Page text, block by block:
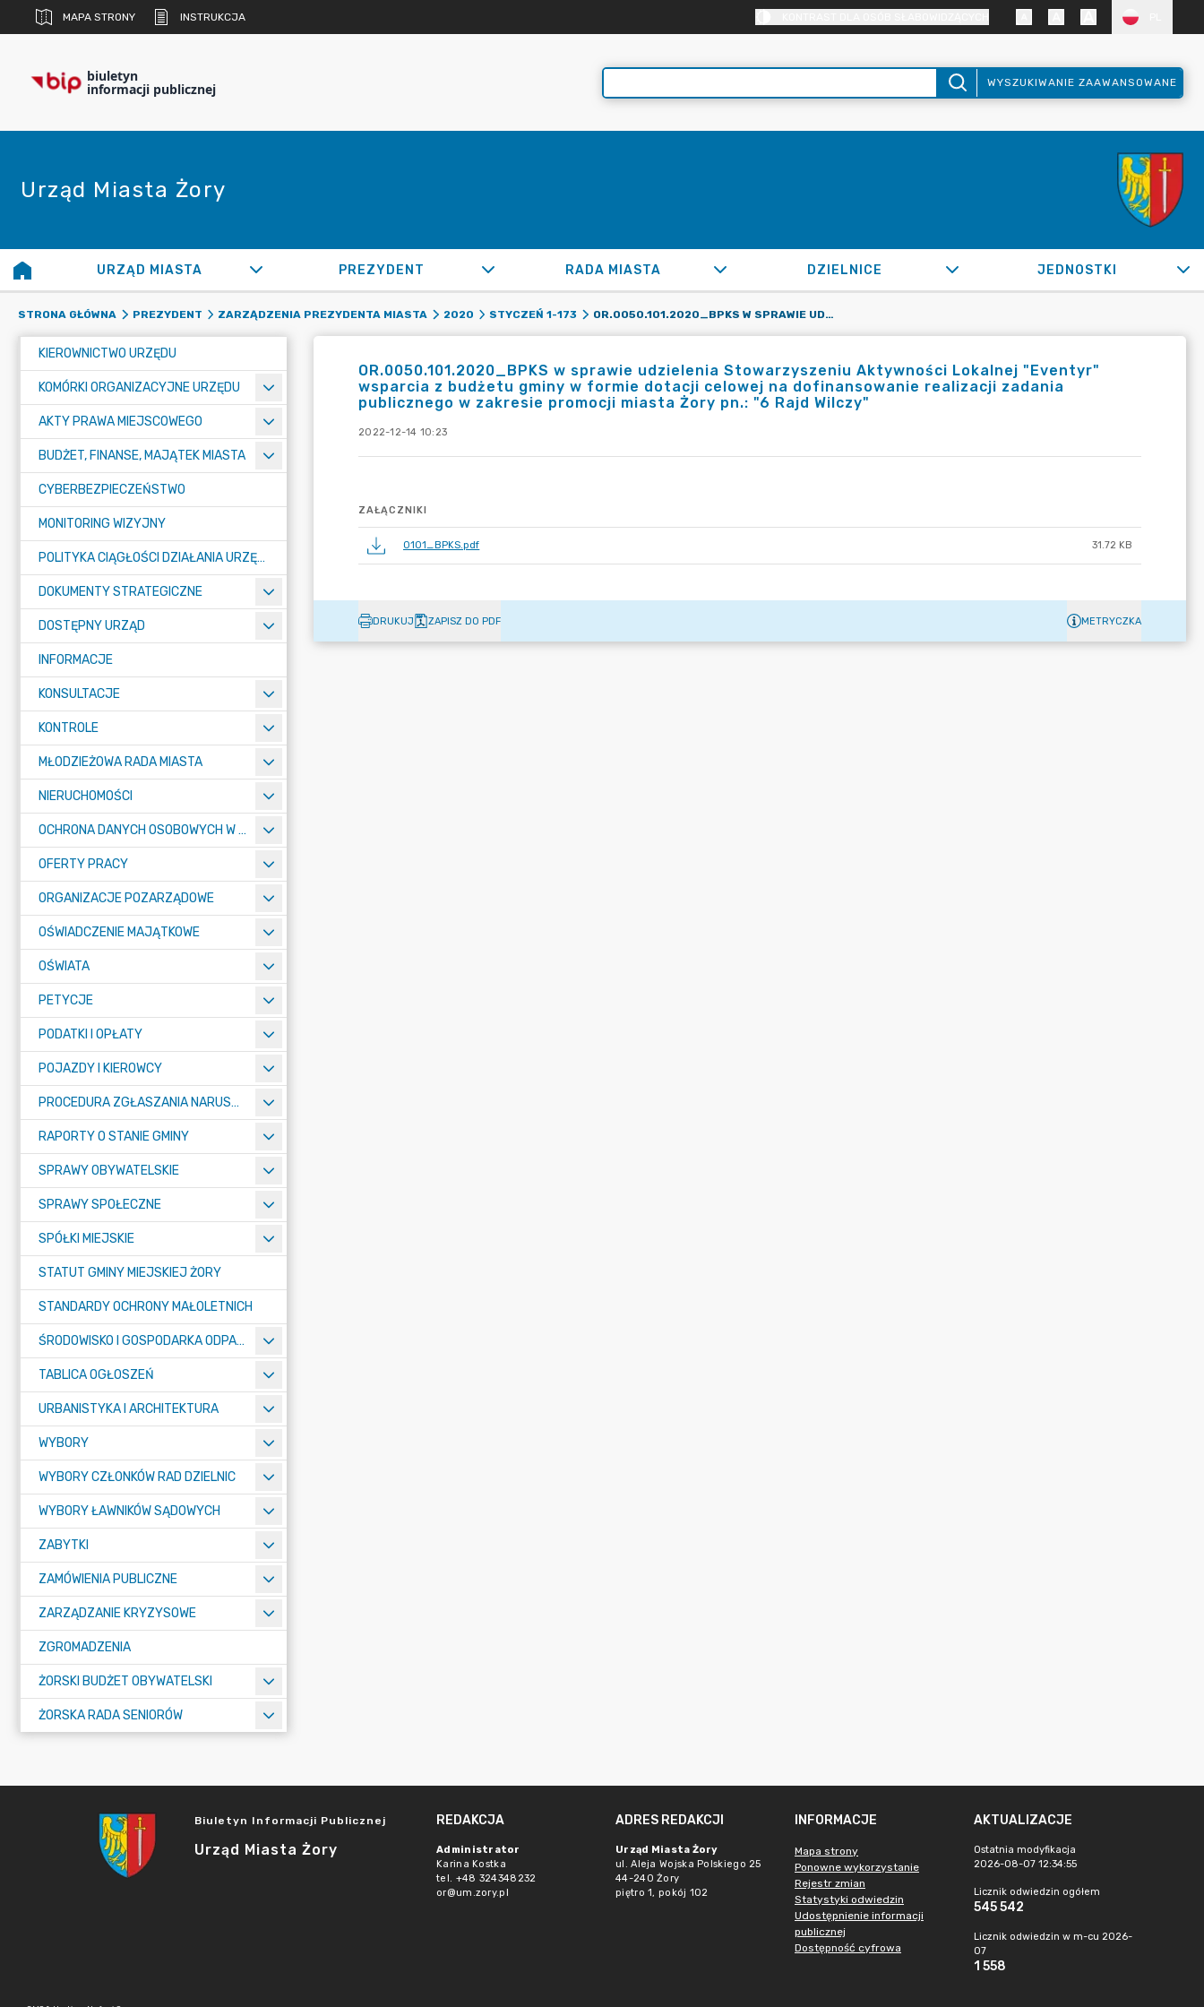
MAPA STRONY INSTRUKCJA
biuletyn
informacji publicznej WYSZUKIWANIE ZAAWANSOWANE
Urząd Miasta Żory
URZĄD MIASTA PREZYDENT RADA MIASTA DZIELNICE JEDNOSTKI
STRONA GŁÓWNA PREZYDENT ZARZĄDZENIA PREZYDENTA MIASTA 2020 STYCZEŃ 1-173 OR.0050.101.2020_BPKS W SPRAWIE UDZIELENIA STOWARZYSZENIU AKTYWNOŚCI LOKALNEJ "EVENTYR" WSPARCIA Z BUDŻETU GMINY W FORMIE DOTACJI CELOWEJ NA DOFINANSOWANIE REALIZACJI ZADANIA PUBLICZNEGO W ZAKRESIE PROMOCJI MIASTA ŻORY PN.: "6 RAJD WILCZY"
KIEROWNICTWO URZĘDU
KOMÓRKI ORGANIZACYJNE URZĘDU
AKTY PRAWA MIEJSCOWEGO
BUDŻET, FINANSE, MAJĄTEK MIASTA
CYBERBEZPIECZEŃSTWO
MONITORING WIZYJNY
POLITYKA CIĄGŁOŚCI DZIAŁANIA URZĘDU MIASTA ŻORY
DOKUMENTY STRATEGICZNE
DOSTĘPNY URZĄD
INFORMACJE
KONSULTACJE
KONTROLE
MŁODZIEŻOWA RADA MIASTA
NIERUCHOMOŚCI
OCHRONA DANYCH OSOBOWYCH W URZĘDZIE MIASTA ŻORY - RODO
OFERTY PRACY
ORGANIZACJE POZARZĄDOWE
OŚWIADCZENIE MAJĄTKOWE
OŚWIATA
PETYCJE
PODATKI I OPŁATY
POJAZDY I KIEROWCY
PROCEDURA ZGŁASZANIA NARUSZEŃ PRAWA
RAPORTY O STANIE GMINY
SPRAWY OBYWATELSKIE
SPRAWY SPOŁECZNE
SPÓŁKI MIEJSKIE
STATUT GMINY MIEJSKIEJ ŻORY
STANDARDY OCHRONY MAŁOLETNICH
ŚRODOWISKO I GOSPODARKA ODPADAMI
TABLICA OGŁOSZEŃ
URBANISTYKA I ARCHITEKTURA
WYBORY
WYBORY CZŁONKÓW RAD DZIELNIC
WYBORY ŁAWNIKÓW SĄDOWYCH
ZABYTKI
ZAMÓWIENIA PUBLICZNE
ZARZĄDZANIE KRYZYSOWE
ZGROMADZENIA
ŻORSKI BUDŻET OBYWATELSKI
ŻORSKA RADA SENIORÓW
OR.0050.101.2020_BPKS w sprawie udzielenia Stowarzyszeniu Aktywności Lokalnej "Eventyr"
wsparcia z budżetu gminy w formie dotacji celowej na dofinansowanie realizacji zadania
publicznego w zakresie promocji miasta Żory pn.: "6 Rajd Wilczy"
2022-12-14 10:23
ZAŁĄCZNIKI
0101_BPKS.pdf 31.72 KB
DRUKUJ ZAPISZ DO PDF METRYCZKA
Biuletyn Informacji Publicznej
Urząd Miasta Żory
REDAKCJA
Administrator
Karina Kostka
tel. +48 324348232
or@um.zory.pl
ADRES REDAKCJI
Urząd Miasta Żory
ul. Aleja Wojska Polskiego 25
44-240 Żory
piętro 1, pokój 102
INFORMACJE
Mapa strony
Ponowne wykorzystanie
Rejestr zmian
Statystyki odwiedzin
Udostępnienie informacji
publicznej
Dostępność cyfrowa
AKTUALIZACJE
Ostatnia modyfikacja
2026-08-07 12:34:55
Licznik odwiedzin ogółem
545 542
Licznik odwiedzin w m-cu 2026-
07
1 558